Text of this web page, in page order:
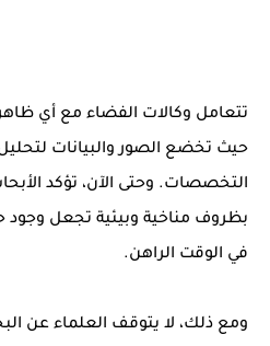
تتعامل وكالات الفضاء مع أي
حيث تخضع الصور والبيانات
التخصصات. وحتى الآن، تؤكد
بظروف مناخية وبيئية تجعل وجود
في الوقت الراهن.
ومع ذلك، لا يتوقف العلماء عن